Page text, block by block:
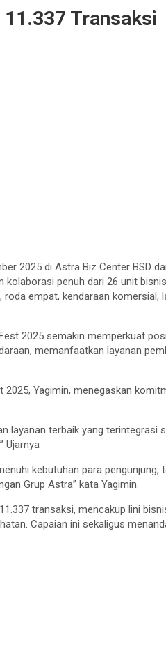
Transaksi
2025 di Astra Biz Center BSD
penuh dari 26 unit
empat, kendaraan komersial,
2025 semakin memperkuat
memanfaatkan layanan
Yagimin, menegaskan
layanan terbaik yang terintegrasi
Ujarnya
kebutuhan para pengunjung,
Grup Astra” kata Yagimin.
transaksi, mencakup lini
Capaian ini sekaligus